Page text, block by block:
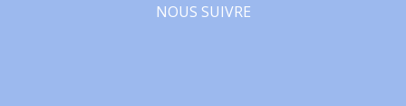
NOUS SUIVRE